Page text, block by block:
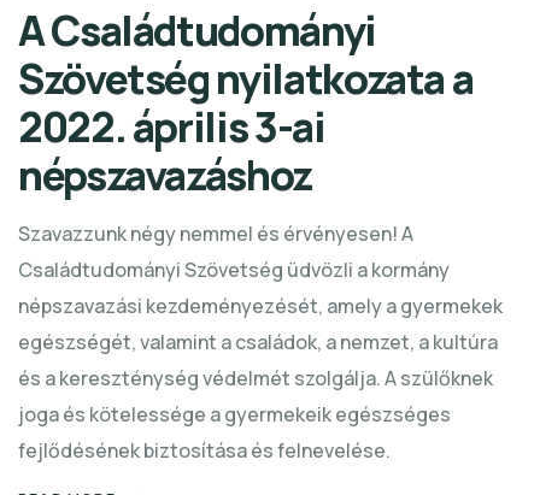
A Családtudományi
Szövetség nyilatkozata a
2022. április 3-ai
népszavazáshoz
Szavazzunk négy nemmel és érvényesen! A
Családtudományi Szövetség üdvözli a kormány
népszavazási kezdeményezését, amely a gyermekek
egészségét, valamint a családok, a nemzet, a kultúra
és a kereszténység védelmét szolgálja. A szülőknek
joga és kötelessége a gyermekeik egészséges
fejlődésének biztosítása és felnevelése.